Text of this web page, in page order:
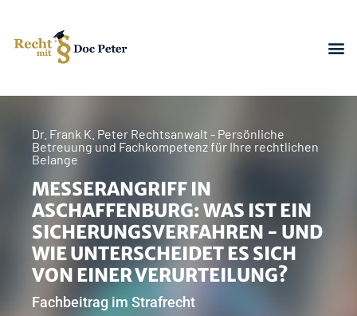
Dr. Frank K. Peter Rechtsanwalt - Persönliche
Betreuung und Fachkompetenz für Ihre rechtlichen
Belange
MESSERANGRIFF IN
ASCHAFFENBURG: WAS IST EIN
SICHERUNGSVERFAHREN - UND
WIE UNTERSCHEIDET ES SICH
VON EINER VERURTEILUNG?
Fachbeitrag im Strafrecht